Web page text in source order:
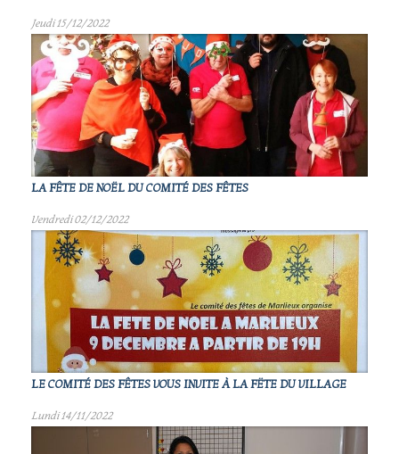
Jeudi 15/12/2022
LA FÊTE DE NOËL DU COMITÉ DES FÊTES
Vendredi 02/12/2022
LE COMITÉ DES FÊTES VOUS INVITE À LA FËTE DU VILLAGE
Lundi 14/11/2022